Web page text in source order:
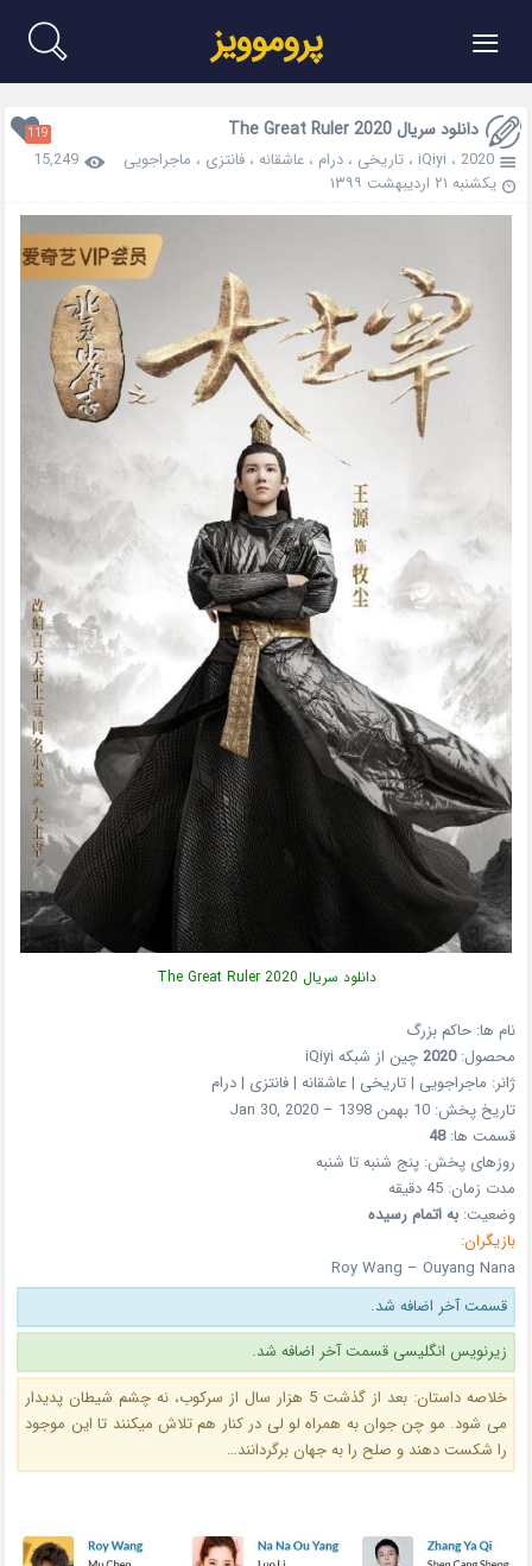
≡ پروموویز
دانلود سریال The Great Ruler 2020 119
2020 ، iQiyi ،تاریخی ،درام ،عاشقانه ،فانتزی ، ماجراجویی
15,249
یکشنبه ۲۱ اردیبهشت ۱۳۹۹
دانلود سریال The Great Ruler 2020
نام ها: حاکم بزرگ
محصول:2020چین از شبکه iQiyi
ژانر: ماجراجویی | تاریخی | عاشقانه | فانتزی | درام
تاریخ پخش: 10 بهمن 1398 – Jan 30, 2020
قسمت ها:48
روزهای پخش: پنج شنبه تا شنبه
مدت زمان: 45 دقیقه
وضعیت:به اتمام رسیده
بازیگران:
Roy Wang – Ouyang Nana
قسمت آخر اضافه شد.
زیرنویس انگلیسی قسمت آخر اضافه شد.
خلاصه داستان: بعد از گذشت 5 هزار سال از سرکوب، نه چشم شیطان پدیدار
می شود. مو چن جوان به همراه لو لی در کنار هم تلاش میکنند تا این موجود
را شکست دهند و صلح را به جهان برگردانند…